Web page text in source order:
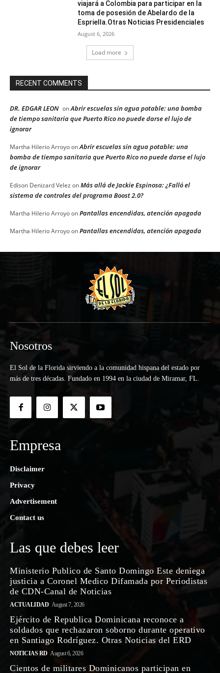
viajará a Colombia para participar en la
toma de posesión de Abelardo de la
Espriella.Otras Noticias Presidenciales
August 6, 2026
Load more
RECENT COMMENTS
DR. EDGAR LEON onAbrir escuelas sin agua potable: una bomba
de tiempo sanitaria que Puerto Rico no puede darse el lujo de
ignorar
Martha Hilerio ArroyoonAbrir escuelas sin agua potable: una
bomba de tiempo sanitaria que Puerto Rico no puede darse el lujo
de ignorar
Edison Denizard Velez onMás allá de Jackie Espinosa: ¿Falló el
sistema de controles del programa Boost 2.0?
Martha Hilerio ArroyoonPantallas encendidas, atención apagada
Martha Hilerio ArroyoonPantallas encendidas, atención apagada
Nosotros
El Sol de la Florida sirviendo a la comunidad hispana del estado por
más de tres décadas. Fundado en 1994 en la ciudad de Miramar, FL.
Empresa
Disclaimer
Privacy
Advertisement
Contact us
Las que debes leer
Ministerio Publico de Santo Domingo Este deniega
justicia a Coronel Medico Difamada por Periodistas
de CDN-Canal de Noticias
ACTUALIDAD August 7, 2026
Ejército de Republica Dominicana reconoce a
soldados que rechazaron soborno durante operativo
en Santiago Rodríguez. Otras Noticias del ERD
NOTICIAS RD August 6, 2026
Cientos de militares Dominicanos participan en